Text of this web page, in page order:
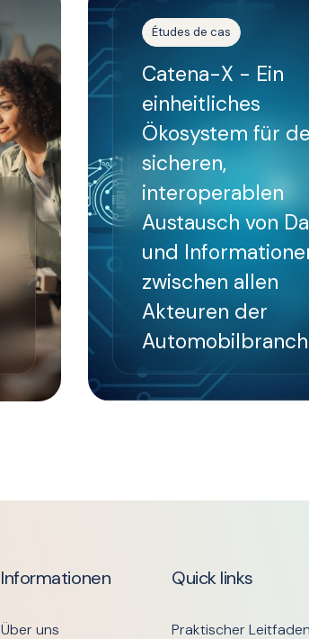
Études de cas
Catena-X - Ein
einheitliches
Ökosystem für
sicheren,
interoperablen
Austausch von
und
zwischen allen
Akteuren der
Informationen
Über uns
Quick links
Praktischer Leitfaden